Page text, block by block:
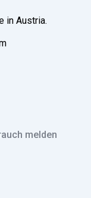
in Austria.
melden